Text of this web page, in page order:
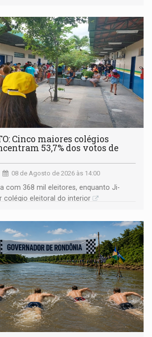
Cinco maiores colégios
53,7% dos votos de
08 de Agosto de 2026 às 14:00
com 368 mil eleitores, enquanto Ji-
colégio eleitoral do interior